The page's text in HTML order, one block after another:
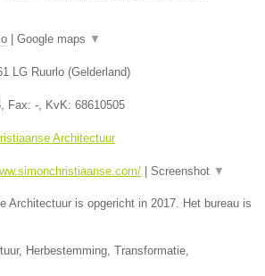
Google maps ▼
LG Ruurlo (Gelderland)
, Fax: -, KvK: 68610505
Architectuur
Screenshot ▼
Architectuur is opgericht in 2017. Het bureau is
Herbestemming, Transformatie,